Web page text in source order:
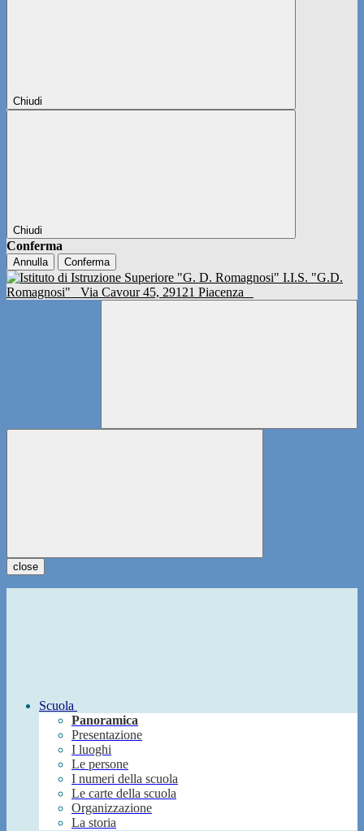
Chiudi
Chiudi
Conferma
Annulla Conferma
I.I.S. "G.D.
Romagnosi"
Via Cavour 45, 29121 Piacenza
close
Scuola
Panoramica
Presentazione
I luoghi
Le persone
I numeri della scuola
Le carte della scuola
Organizzazione
La storia